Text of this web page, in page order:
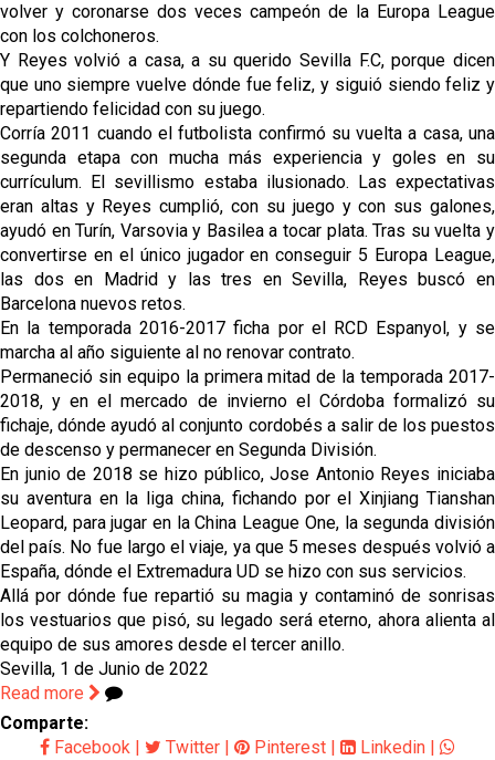
volver y coronarse dos veces campeón de la Europa League
con los colchoneros.
Y Reyes volvió a casa, a su querido Sevilla F.C, porque dicen
que uno siempre vuelve dónde fue feliz, y siguió siendo feliz y
repartiendo felicidad con su juego.
Corría 2011 cuando el futbolista confirmó su vuelta a casa, una
segunda etapa con mucha más experiencia y goles en su
currículum. El sevillismo estaba ilusionado. Las expectativas
eran altas y Reyes cumplió, con su juego y con sus galones,
ayudó en Turín, Varsovia y Basilea a tocar plata. Tras su vuelta y
convertirse en el único jugador en conseguir 5 Europa League,
las dos en Madrid y las tres en Sevilla, Reyes buscó en
Barcelona nuevos retos.
En la temporada 2016-2017 ficha por el RCD Espanyol, y se
marcha al año siguiente al no renovar contrato.
Permaneció sin equipo la primera mitad de la temporada 2017-
2018, y en el mercado de invierno el Córdoba formalizó su
fichaje, dónde ayudó al conjunto cordobés a salir de los puestos
de descenso y permanecer en Segunda División.
En junio de 2018 se hizo público, Jose Antonio Reyes iniciaba
su aventura en la liga china, fichando por el Xinjiang Tianshan
Leopard, para jugar en la China League One, la segunda división
del país. No fue largo el viaje, ya que 5 meses después volvió a
España, dónde el Extremadura UD se hizo con sus servicios.
Allá por dónde fue repartió su magia y contaminó de sonrisas
los vestuarios que pisó, su legado será eterno, ahora alienta al
equipo de sus amores desde el tercer anillo.
Sevilla, 1 de Junio de 2022
Read more
Comparte:
Facebook | Twitter | Pinterest | Linkedin |